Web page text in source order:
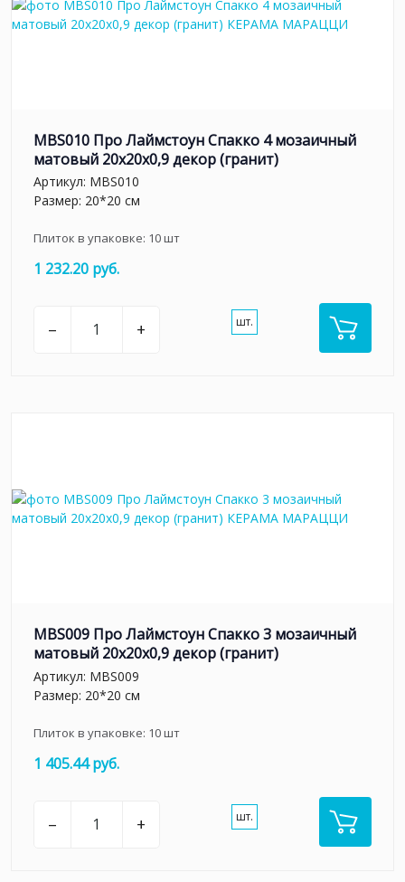
MBS010 Про Лаймстоун Спакко 4 мозаичный
матовый 20х20х0,9 декор (гранит)
Артикул: MBS010
Размер: 20*20 см
Плиток в упаковке: 10шт
1 232.20 руб.
– + шт.
MBS009 Про Лаймстоун Спакко 3 мозаичный
матовый 20х20х0,9 декор (гранит)
Артикул: MBS009
Размер: 20*20 см
Плиток в упаковке: 10шт
1 405.44 руб.
– + шт.